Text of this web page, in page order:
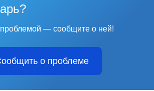
проблемой — сообщите о ней!
о проблеме